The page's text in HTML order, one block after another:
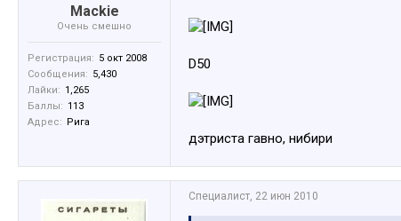
Mackie
Очень смешно
Регистрация: 5 окт 2008
Сообщения: 5,430
Лайки: 1,265
Баллы: 113
Адрес:
Рига
D50
дэтриста гавно, нибири
Специалист, 22 июн 2010